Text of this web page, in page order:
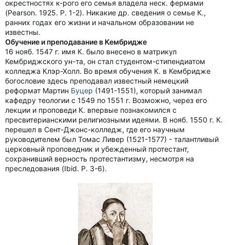
окрестностях к-рого его семья владела неск. фермами
(Pearson. 1925. P. 1-2). Никакие др. сведения о семье К.,
ранних годах его жизни и начальном образовании не
известны.
Обучение и преподавание в Кембридже
16 нояб. 1547 г. имя К. было внесено в матрикул
Кембриджского ун-та, он стал студентом-стипендиатом
колледжа Клэр-Холл. Во время обучения К. в Кембридже
богословие здесь преподавал известный немецкий
реформат Мартин Буцер (1491-1551), который занимал
кафедру теологии с 1549 по 1551 г. Возможно, через его
лекции и проповеди К. впервые познакомился с
пресвитерианскими религиозными идеями. В нояб. 1550 г. К.
перешел в Сент-Джонс-колледж, где его научным
руководителем был Томас Ливер (1521-1577) - талантливый
церковный проповедник и убежденный протестант,
сохранивший верность протестантизму, несмотря на
преследования (Ibid. P. 3-6).